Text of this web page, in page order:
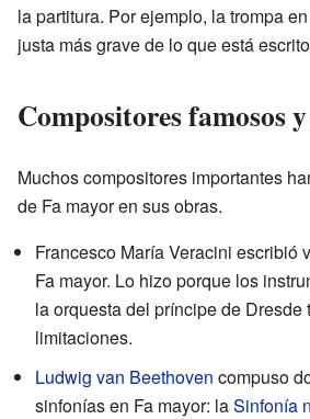
la partitura. Por ejemplo, la trompa
justa más grave de lo que está
Compositores famosos
Muchos compositores importantes
de Fa mayor en sus obras.
Francesco María Veracini escribió
Fa mayor. Lo hizo porque los
la orquesta del príncipe de Dresde
limitaciones.
Ludwig van Beethoven compuso
sinfonías en Fa mayor: laSinfonía